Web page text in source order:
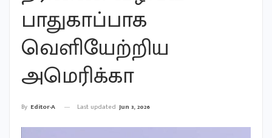
பாதுகாப்பாக
வெளியேற்றிய
அமெரிக்கா
By Editor-A Last updated Jun 3, 2026